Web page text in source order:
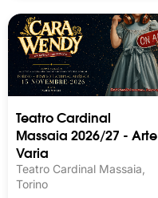
Teatro Cardinal
Massaia 2026/27 - Arte
Varia
Teatro Cardinal Massaia,
Torino